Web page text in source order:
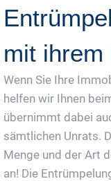
mit ihrem
Wenn Sie Ihre
helfen wir Ihnen
übernimmt dabei
sämtlichen Unrats.
Menge und der Art
an! Die